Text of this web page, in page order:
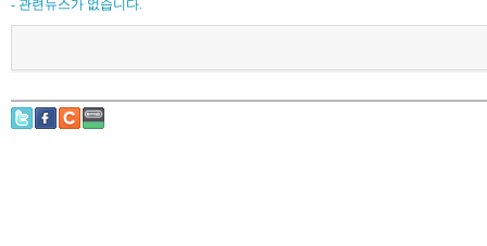
- 관련뉴스가 없습니다.